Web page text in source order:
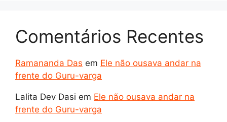
Comentários Recentes
Ramananda Das em Ele não ousava andar na
frente do Guru-varga
Lalita Dev Dasi em Ele não ousava andar na
frente do Guru-varga